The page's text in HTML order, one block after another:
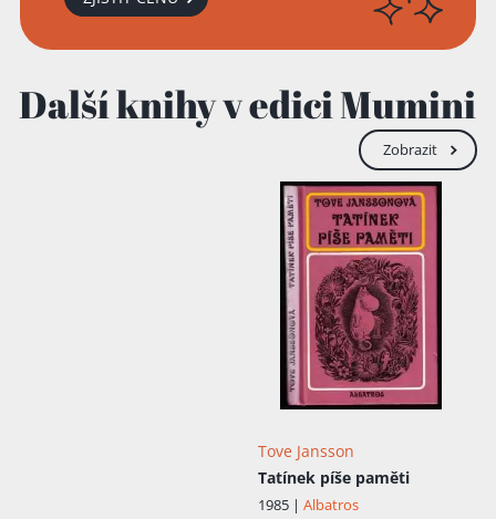
Další knihy v edici Mumini
Zobrazit
Tove Jansson
Tatínek píše paměti
1985 | Albatros